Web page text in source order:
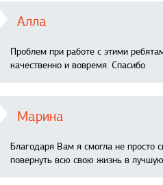
Алла
Проблем при работе с этими
качественно и вовремя. Спасибо
Марина
Благодаря Вам я смогла не просто
повернуть всю свою жизнь в